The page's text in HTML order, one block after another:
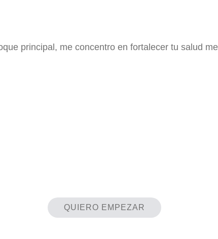
principal, me concentro en fortalecer tu salud
QUIERO EMPEZAR